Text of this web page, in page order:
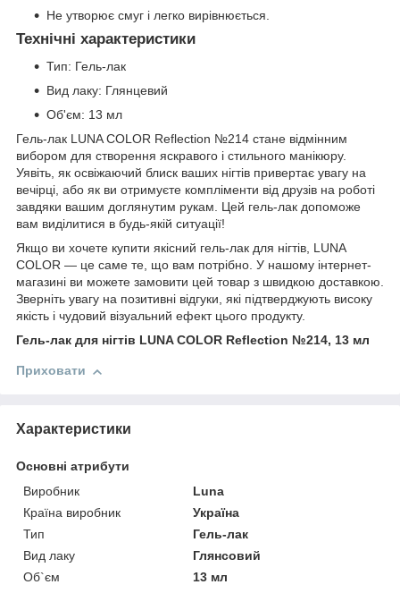
Не утворює смуг і легко вирівнюється.
Технічні характеристики
Тип: Гель-лак
Вид лаку: Глянцевий
Об'єм: 13 мл
Гель-лак LUNA COLOR Reflection №214 стане відмінним
вибором для створення яскравого і стильного манікюру.
Уявіть, як освіжаючий блиск ваших нігтів привертає увагу на
вечірці, або як ви отримуєте компліменти від друзів на роботі
завдяки вашим доглянутим рукам. Цей гель-лак допоможе
вам виділитися в будь-якій ситуації!
Якщо ви хочете купити якісний гель-лак для нігтів, LUNA
COLOR — це саме те, що вам потрібно. У нашому інтернет-
магазині ви можете замовити цей товар з швидкою доставкою.
Зверніть увагу на позитивні відгуки, які підтверджують високу
якість і чудовий візуальний ефект цього продукту.
Гель-лак для нігтів LUNA COLOR Reflection №214, 13 мл
Приховати
Характеристики
Основні атрибути
Виробник
Luna
Країна виробник
Україна
Тип
Гель-лак
Вид лаку
Глянсовий
Об`єм
13 мл